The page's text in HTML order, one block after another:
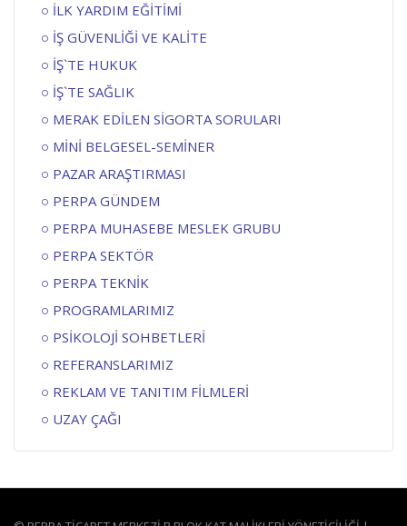
İLK YARDIM EĞİTİMİ
İŞ GÜVENLİĞİ VE KALİTE
İŞ`TE HUKUK
İŞ`TE SAĞLIK
MERAK EDİLEN SİGORTA SORULARI
MİNİ BELGESEL-SEMİNER
PAZAR ARAŞTIRMASI
PERPA GÜNDEM
PERPA MUHASEBE MESLEK GRUBU
PERPA SEKTÖR
PERPA TEKNİK
PROGRAMLARIMIZ
PSİKOLOJİ SOHBETLERİ
REFERANSLARIMIZ
REKLAM VE TANITIM FİLMLERİ
UZAY ÇAĞI